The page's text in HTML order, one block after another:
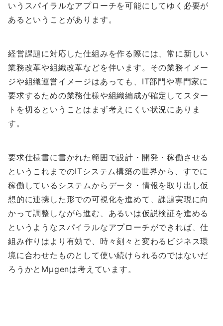
いうスパイラルなアプローチを可能にしてゆく必要が
あるということがあります。
経営課題に対応した仕組みを作る際には、常に新しい
業務改革や組織改革などを伴います。その業務イメー
ジや組織運営イメージはあっても、IT部門や専門家に
要求するための業務仕様や組織編成が確定してスター
トを切るということはまず考えにくい状況にありま
す。
要求仕様書に書かれた範囲で設計・開発・稼働させる
というこれまでのITシステム構築の世界から、すでに
稼働しているシステムからデータ・情報を取り出し仮
想的に連携した形での可視化を進めて、課題実現に向
かって調整しながら進む、あるいは仮説検証を進める
というようなスパイラルなアプローチができれば、仕
組み作りはより有効で、時々刻々と変わるビジネス環
境に合わせたものとして使い続けられるのではないだ
ろうかとMμgenは考えています。